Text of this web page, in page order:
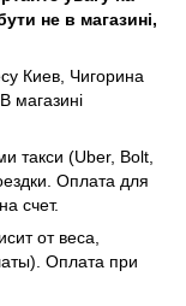
не в магазині,
Киев, Чигорина
магазині
такси (Uber, Bolt,
Оплата для
счет.
от веса,
Оплата при